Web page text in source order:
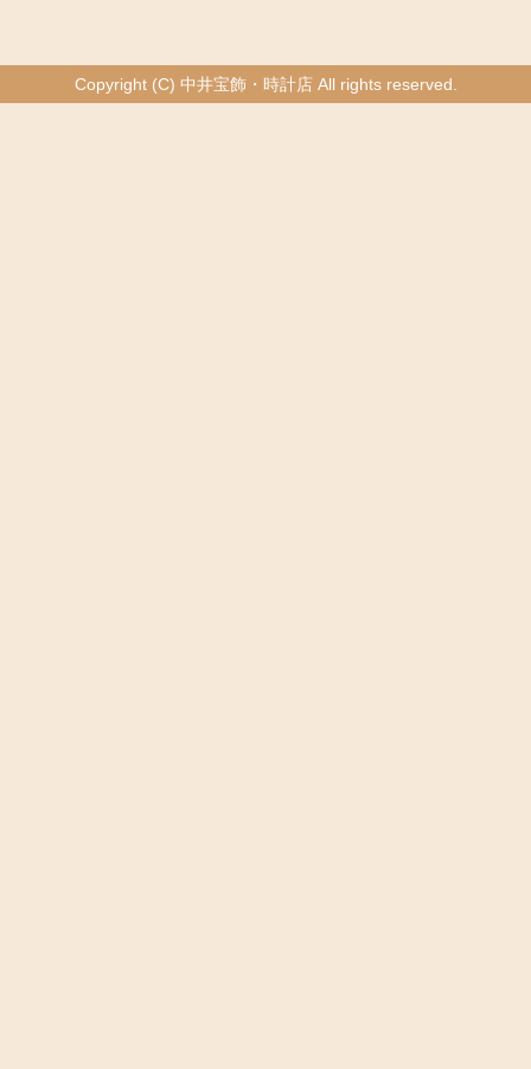
Copyright (C) 中井宝飾・時計店 All rights reserved.